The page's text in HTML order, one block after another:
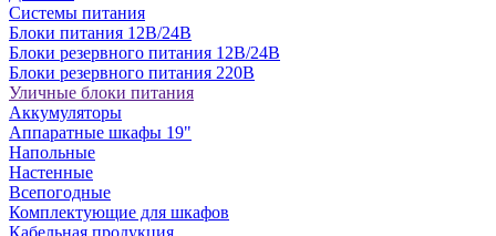
Системы питания
Блоки питания 12В/24В
Блоки резервного питания 12В/24В
Блоки резервного питания 220В
Уличные блоки питания
Аккумуляторы
Аппаратные шкафы 19"
Напольные
Настенные
Всепогодные
Комплектующие для шкафов
Кабельная продукция